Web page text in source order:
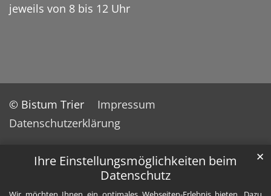
Ihre Einstellungsmöglichkeiten beim
Datenschutz
✕
jeweils von 8 bis 12 Uhr
© Bistum Trier
Impressum
Datenschutzerklärung